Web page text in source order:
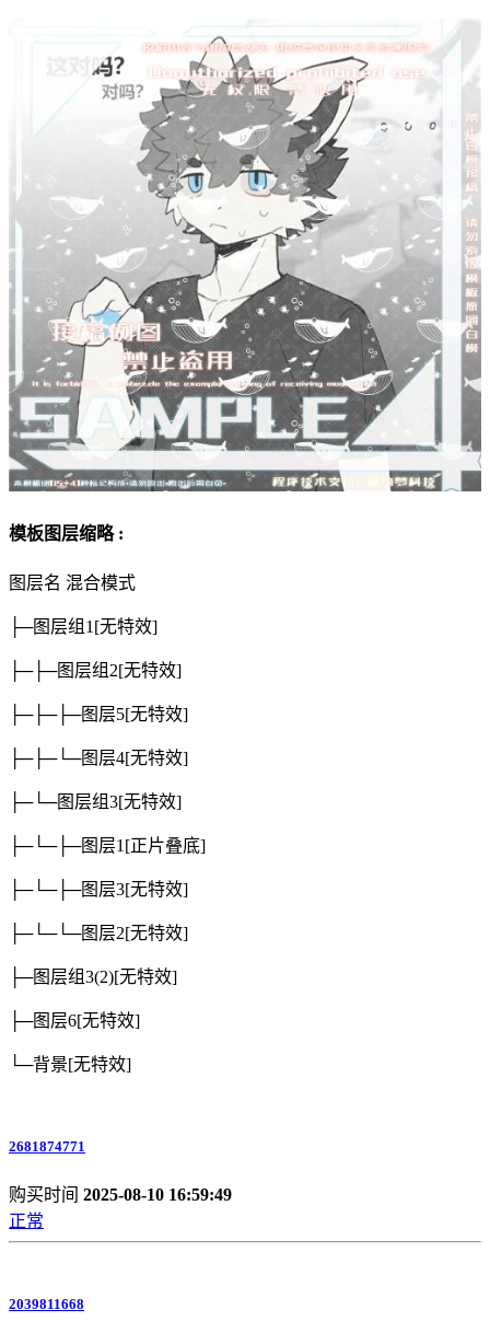
模板图层缩略 :
图层名 混合模式
├─图层组1[无特效]
├─├─图层组2[无特效]
├─├─├─图层5[无特效]
├─├─└─图层4[无特效]
├─└─图层组3[无特效]
├─└─├─图层1[正片叠底]
├─└─├─图层3[无特效]
├─└─└─图层2[无特效]
├─图层组3(2)[无特效]
├─图层6[无特效]
└─背景[无特效]
2681874771
购买时间 2025-08-10 16:59:49
正常
2039811668